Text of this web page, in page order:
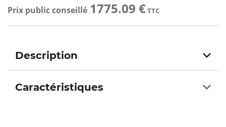
Prix public conseillé 1775.09 €TTC
Description
Caractéristiques